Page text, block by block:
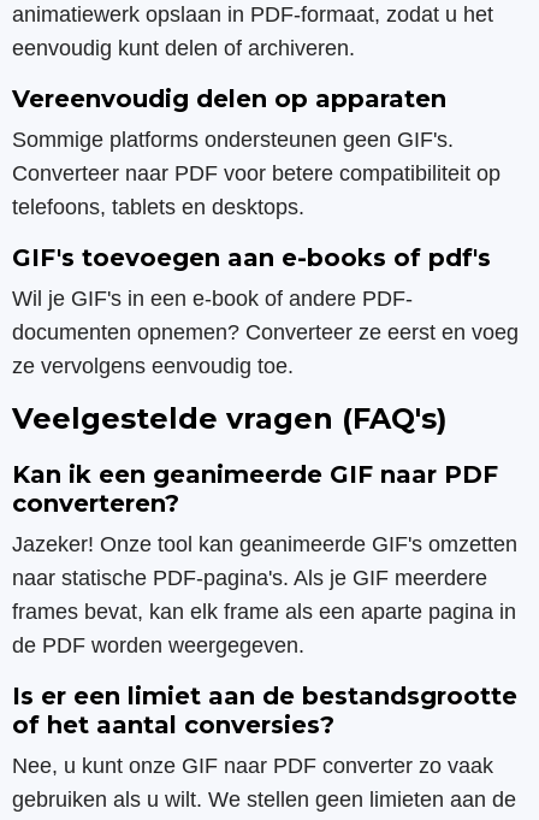
animatiewerk opslaan in PDF-formaat, zodat u het
eenvoudig kunt delen of archiveren.
Vereenvoudig delen op apparaten
Sommige platforms ondersteunen geen GIF's.
Converteer naar PDF voor betere compatibiliteit op
telefoons, tablets en desktops.
GIF's toevoegen aan e-books of pdf's
Wil je GIF's in een e-book of andere PDF-
documenten opnemen? Converteer ze eerst en voeg
ze vervolgens eenvoudig toe.
Veelgestelde vragen (FAQ's)
Kan ik een geanimeerde GIF naar PDF
converteren?
Jazeker! Onze tool kan geanimeerde GIF's omzetten
naar statische PDF-pagina's. Als je GIF meerdere
frames bevat, kan elk frame als een aparte pagina in
de PDF worden weergegeven.
Is er een limiet aan de bestandsgrootte
of het aantal conversies?
Nee, u kunt onze GIF naar PDF converter zo vaak
gebruiken als u wilt. We stellen geen limieten aan de